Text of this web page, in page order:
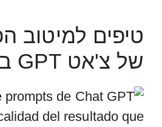
טיפים למיטוב
של צ'אט GPT בעברית